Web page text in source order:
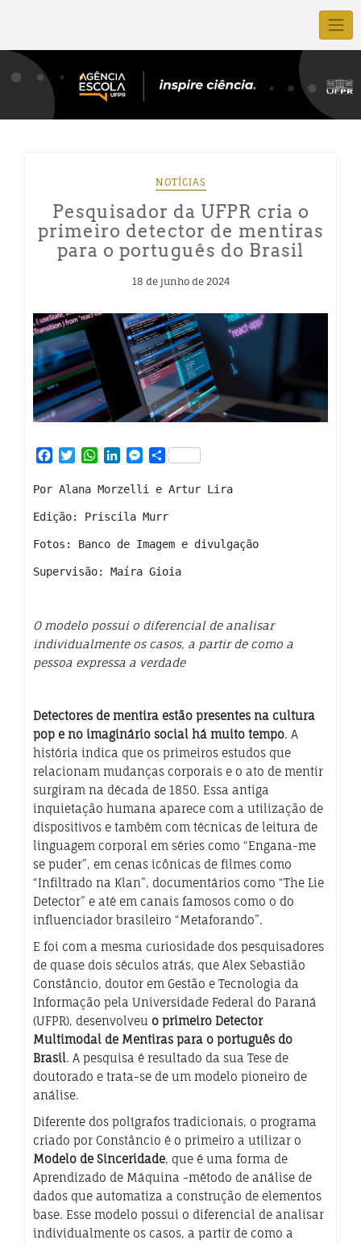
NOTÍCIAS
Pesquisador da UFPR cria o
primeiro detector de mentiras
para o português do Brasil
18 de junho de 2024
Facebook
TwitterWhatsApp
LinkedInMessenger
Share
Por Alana Morzelli e Artur Lira
Edição: Priscila Murr
Fotos: Banco de Imagem e divulgação
Supervisão: Maíra Gioia
O modelo possui o diferencial de analisar
individualmente os casos, a partir de como a
pessoa expressa a verdade
Detectores de mentira estão presentes na cultura
pop e no imaginário social há muito tempo. A
história indica que os primeiros estudos que
relacionam mudanças corporais e o ato de mentir
surgiram na década de 1850. Essa antiga
inquietação humana aparece com a utilização de
dispositivos e também com técnicas de leitura de
linguagem corporal em séries como “Engana-me
se puder”, em cenas icônicas de filmes como
“Infiltrado na Klan”, documentários como “The Lie
Detector” e até em canais famosos como o do
influenciador brasileiro “Metaforando”.
E foi com a mesma curiosidade dos pesquisadores
de quase dois séculos atrás, que Alex Sebastião
Constâncio, doutor em Gestão e Tecnologia da
Informação pela Universidade Federal do Paraná
(UFPR), desenvolveu o primeiro Detector
Multimodal de Mentiras para o português do
Brasil. A pesquisa é resultado da sua Tese de
doutorado e trata-se de um modelo pioneiro de
análise.
Diferente dos polígrafos tradicionais, o programa
criado por Constâncio é o primeiro a utilizar o
Modelo de Sinceridade, que é uma forma de
Aprendizado de Máquina -método de análise de
dados que automatiza a construção de elementos
base. Esse modelo possui o diferencial de analisar
individualmente os casos, a partir de como a